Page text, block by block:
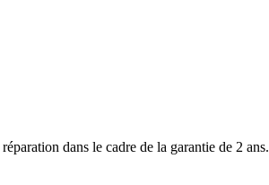
dans le cadre de la garantie de 2 ans.